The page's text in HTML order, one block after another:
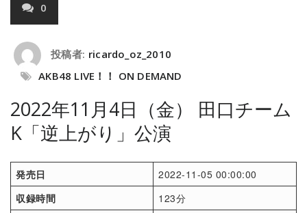
0
投稿者: ricardo_oz_2010
AKB48 LIVE！！ ON DEMAND
2022年11月4日（金） 田口チーム
K「逆上がり」公演
発売日
2022-11-05 00:00:00
収録時間
123分